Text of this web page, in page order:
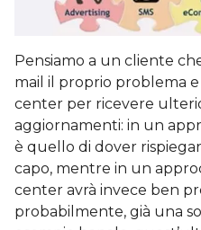
Pensiamo a un cliente
mail il proprio problema
center per ricevere
aggiornamenti: in un
è quello di dover
capo, mentre in un
center avrà invece ben
probabilmente, già una